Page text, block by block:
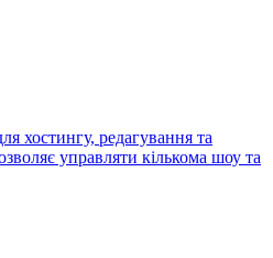
хостингу, редагування та
управляти кількома шоу та